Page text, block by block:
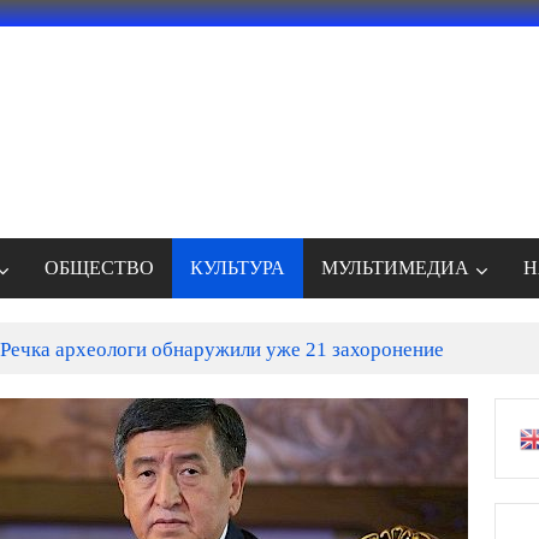
ОБЩЕСТВО КУЛЬТУРА МУЛЬТИМЕДИА
археологи обнаружили уже 21 захоронение